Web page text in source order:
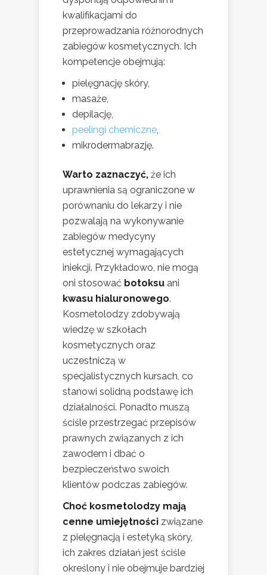
kwalifikacjami do
przeprowadzania różnorodnych
zabiegów kosmetycznych. Ich
kompetencje obejmują:
pielęgnację skóry,
masaże,
depilację,
peelingi chemiczne,
mikrodermabrazję.
Warto zaznaczyć, że ich
uprawnienia są ograniczone w
porównaniu do lekarzy i nie
pozwalają na wykonywanie
zabiegów medycyny
estetycznej wymagających
iniekcji. Przykładowo, nie mogą
oni stosować botoksu ani
kwasu hialuronowego.
Kosmetolodzy zdobywają
wiedzę w szkołach
kosmetycznych oraz
uczestniczą w
specjalistycznych kursach, co
stanowi solidną podstawę ich
działalności. Ponadto muszą
ściśle przestrzegać przepisów
prawnych związanych z ich
zawodem i dbać o
bezpieczeństwo swoich
klientów podczas zabiegów.
Choć kosmetolodzy mają
cenne umiejętności związane
z pielęgnacją i estetyką skóry,
ich zakres działań jest ściśle
określony i nie obejmuje bardziej